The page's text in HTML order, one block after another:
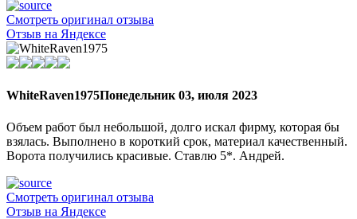
Смотреть оригинал отзыва
Отзыв на Яндексе
WhiteRaven1975Понедельник 03, июля 2023
Объем работ был небольшой, долго искал фирму, которая бы
взялась. Выполнено в короткий срок, материал качественный.
Ворота получились красивые. Ставлю 5*. Андрей.
Смотреть оригинал отзыва
Отзыв на Яндексе